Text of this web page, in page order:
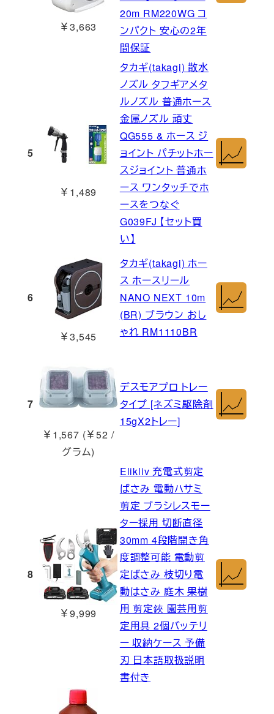
￥3,663
20m RM220WG コ
ンパクト 安心の2年
間保証
5
￥1,489
タカギ(takagi) 散水
ノズル タフギアメタ
ルノズル 普通ホース
金属ノズル 頑丈
QG555 & ホース ジ
ョイント パチットホー
スジョイント 普通ホ
ース ワンタッチでホ
ースをつなぐ
G039FJ 【セット買
い】
6
￥3,545
タカギ(takagi) ホー
ス ホースリール
NANO NEXT 10m
(BR) ブラウン おし
ゃれ RM1110BR
7
￥1,567 (￥52 /
グラム)
デスモアプロ トレー
タイプ [ネズミ駆除剤
15gX2トレー]
8
￥9,999
Elikliv 充電式剪定
ばさみ 電動ハサミ
剪定 ブラシレスモー
ター採用 切断直径
30mm 4段階開き角
度調整可能 電動剪
定ばさみ 枝切り電
動はさみ 庭木 果樹
用 剪定鋏 園芸用剪
定用具 2個バッテリ
ー 収納ケース 予備
刃 日本語取扱説明
書付き